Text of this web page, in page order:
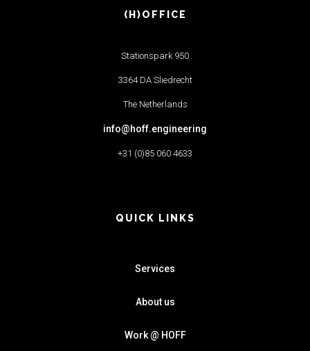
(H)OFFICE
Stationspark 950
3364 DA Sliedrecht
The Netherlands
info@hoff.engineering
+31 (0)85 060 4633
QUICK LINKS
Services
About us
Work @ HOFF